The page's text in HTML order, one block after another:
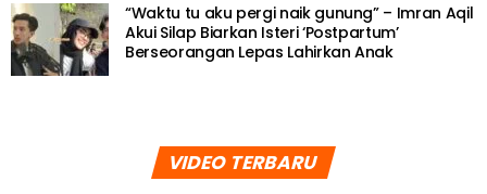
“Waktu tu aku pergi naik gunung” – Imran Aqil
Akui Silap Biarkan Isteri ‘Postpartum’
Berseorangan Lepas Lahirkan Anak
VIDEO TERBARU